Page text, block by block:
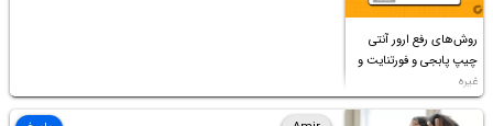
روش‌های رفع ارور آنتی
چیپ پابجی و فورتنایت و
غیره